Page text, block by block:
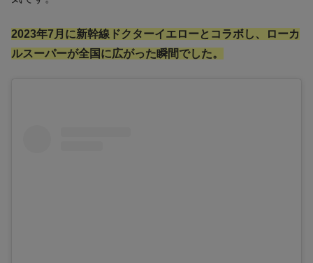
2023年7月に新幹線ドクターイエローとコラボし、ローカ
ルスーパーが全国に広がった瞬間でした。